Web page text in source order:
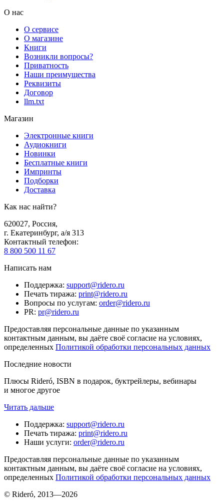
О нас
О сервисе
О магазине
Книги
Возникли вопросы?
Приватность
Наши преимущества
Реквизиты
Договор
llm.txt
Магазин
Электронные книги
Аудиокниги
Новинки
Бесплатные книги
Импринты
Подборки
Доставка
Как нас найти?
620027, Россия,
г. Екатеринбург, а/я 313
Контактный телефон:
8 800 500 11 67
Написать нам
Поддержка: support@ridero.ru
Печать тиража: print@ridero.ru
Вопросы по услугам: order@ridero.ru
PR: pr@ridero.ru
Предоставляя персональные данные по указанным
контактным данным, вы даёте своё согласие на условиях,
определенных Политикой обработки персональных данных
Последние новости
Плюсы Rideró, ISBN в подарок, буктрейлеры, вебинары
и многое другое
Читать дальше
Поддержка: support@ridero.ru
Печать тиража: print@ridero.ru
Наши услуги: order@ridero.ru
Предоставляя персональные данные по указанным
контактным данным, вы даёте своё согласие на условиях,
определенных Политикой обработки персональных данных
© Rideró, 2013—2026